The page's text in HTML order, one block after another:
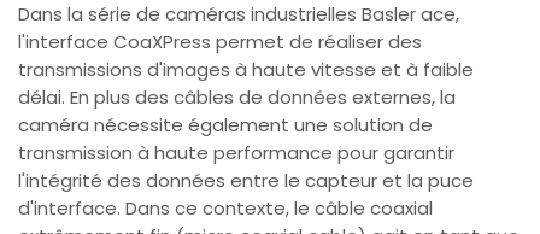
Dans la série de caméras industrielles Basler ace,
l'interface CoaXPress permet de réaliser des
transmissions d'images à haute vitesse et à faible
délai. En plus des câbles de données externes, la
caméra nécessite également une solution de
transmission à haute performance pour garantir
l'intégrité des données entre le capteur et la puce
d'interface. Dans ce contexte, le câble coaxial